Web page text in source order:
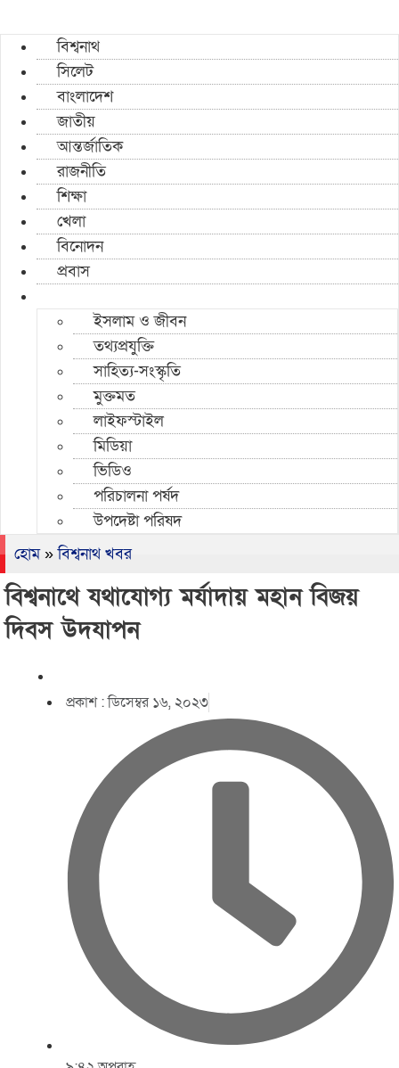
বিশ্বনাথ
সিলেট
বাংলাদেশ
জাতীয়
আন্তর্জাতিক
রাজনীতি
শিক্ষা
খেলা
বিনোদন
প্রবাস
ইসলাম ও জীবন
তথ্যপ্রযুক্তি
সাহিত্য-সংস্কৃতি
মুক্তমত
লাইফস্টাইল
মিডিয়া
ভিডিও
পরিচালনা পর্ষদ
উপদেষ্টা পরিষদ
হোম»বিশ্বনাথ খবর
বিশ্বনাথে যথাযোগ্য মর্যাদায় মহান বিজয়
দিবস উদযাপন
প্রকাশ :ডিসেম্বর ১৬, ২০২৩